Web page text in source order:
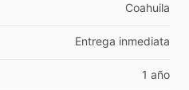
Coahuila
Entrega inmediata
1 año